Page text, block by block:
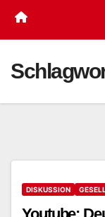
DISKUSSION